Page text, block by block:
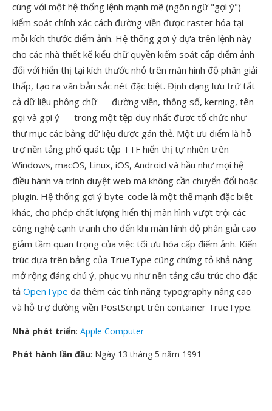
cùng với một hệ thống lệnh mạnh mẽ (ngôn ngữ "gợi ý")
kiểm soát chính xác cách đường viền được raster hóa tại
mỗi kích thước điểm ảnh. Hệ thống gợi ý dựa trên lệnh này
cho các nhà thiết kế kiểu chữ quyền kiểm soát cấp điểm ảnh
đối với hiển thị tại kích thước nhỏ trên màn hình độ phân giải
thấp, tạo ra văn bản sắc nét đặc biệt. Định dạng lưu trữ tất
cả dữ liệu phông chữ — đường viền, thông số, kerning, tên
gọi và gợi ý — trong một tệp duy nhất được tổ chức như
thư mục các bảng dữ liệu được gán thẻ. Một ưu điểm là hỗ
trợ nền tảng phổ quát: tệp TTF hiển thị tự nhiên trên
Windows, macOS, Linux, iOS, Android và hầu như mọi hệ
điều hành và trình duyệt web mà không cần chuyển đổi hoặc
plugin. Hệ thống gợi ý byte-code là một thế mạnh đặc biệt
khác, cho phép chất lượng hiển thị màn hình vượt trội các
công nghệ cạnh tranh cho đến khi màn hình độ phân giải cao
giảm tầm quan trọng của việc tối ưu hóa cấp điểm ảnh. Kiến
trúc dựa trên bảng của TrueType cũng chứng tỏ khả năng
mở rộng đáng chú ý, phục vụ như nền tảng cấu trúc cho đặc
tả OpenType đã thêm các tính năng typography nâng cao
và hỗ trợ đường viền PostScript trên container TrueType.
Nhà phát triển: Apple Computer
Phát hành lần đầu: Ngày 13 tháng 5 năm 1991